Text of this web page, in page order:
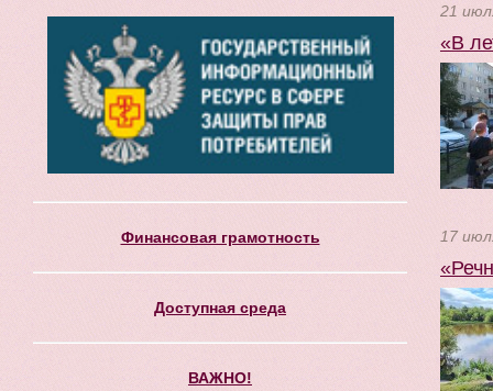
Финансовая грамотность
Доступная среда
ВАЖНО!
21
«В
17